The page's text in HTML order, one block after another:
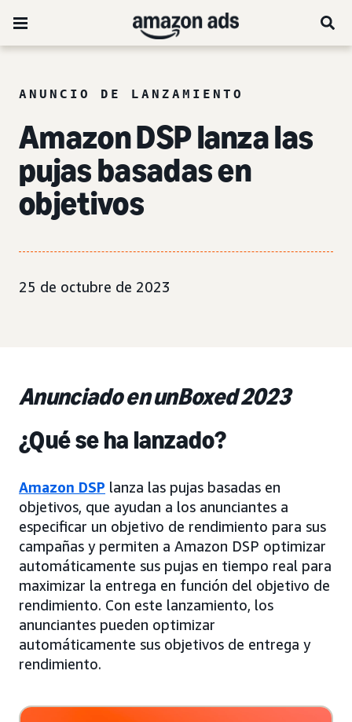
ANUNCIO DE LANZAMIENTO
Amazon DSP lanza las
pujas basadas en
objetivos
25 de octubre de 2023
Anunciado en unBoxed 2023
¿Qué se ha lanzado?
Amazon DSP lanza las pujas basadas en
objetivos, que ayudan a los anunciantes a
especificar un objetivo de rendimiento para sus
campañas y permiten a Amazon DSP optimizar
automáticamente sus pujas en tiempo real para
maximizar la entrega en función del objetivo de
rendimiento. Con este lanzamiento, los
anunciantes pueden optimizar
automáticamente sus objetivos de entrega y
rendimiento.